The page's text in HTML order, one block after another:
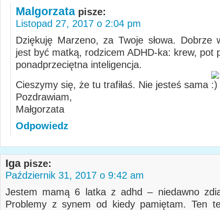
Malgorzata pisze:
Listopad 27, 2017 o 2:04 pm
Dziękuję Marzeno, za Twoje słowa. Dobrze
jest być matką, rodzicem ADHD-ka: krew, pot
ponadprzeciętna inteligencja.
Cieszymy się, że tu trafiłaś. Nie jesteś sama
Pozdrawiam,
Małgorzata
Odpowiedz
Iga pisze:
Październik 31, 2017 o 9:42 am
Jestem mamą 6 latka z adhd – niedawno
Problemy z synem od kiedy pamiętam. Ten